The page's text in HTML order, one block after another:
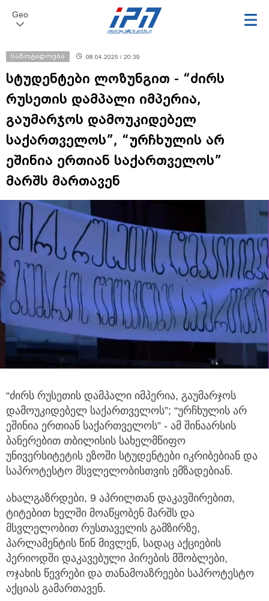
Geo
საზოგადოება 08.04.2025 / 20:39
სტუდენტები ლოზუნგით - “ძირს
რუსეთის დამპალი იმპერია,
გაუმარჯოს დამოუკიდებელ
საქართველოს”, “ურჩხულის არ
ეშინია ერთიან საქართველოს”
მარშს მართავენ
“ძირს რუსეთის დამპალი იმპერია, გაუმარჯოს
დამოუკიდებელ საქართველოს”; “ურჩხულის არ
ეშინია ერთიან საქართველოს” - ამ შინაარსის
ბანერებით თბილისის სახელმწიფო
უნივერსიტეტის ეზოში სტუდენტები იკრიბებიან და
საპროტესტო მსვლელობისთვის ემზადებიან.
ახალგაზრდები, 9 აპრილთან დაკავშირებით,
ტიტებით ხელში მოაწყობენ მარშს და
მსვლელობით რუსთაველის გამზირზე,
პარლამენტის წინ მივლენ, სადაც აქციების
პერიოდში დაკავებული პირების მშობლები,
ოჯახის წევრები და თანამოაზრეები საპროტესტო
აქციას გამართავენ.